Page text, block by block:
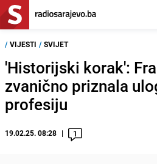
/ VIJESTI / SVIJET
'Historijski korak':
zvanično priznala
profesiju
19.02.25. 08:28 1